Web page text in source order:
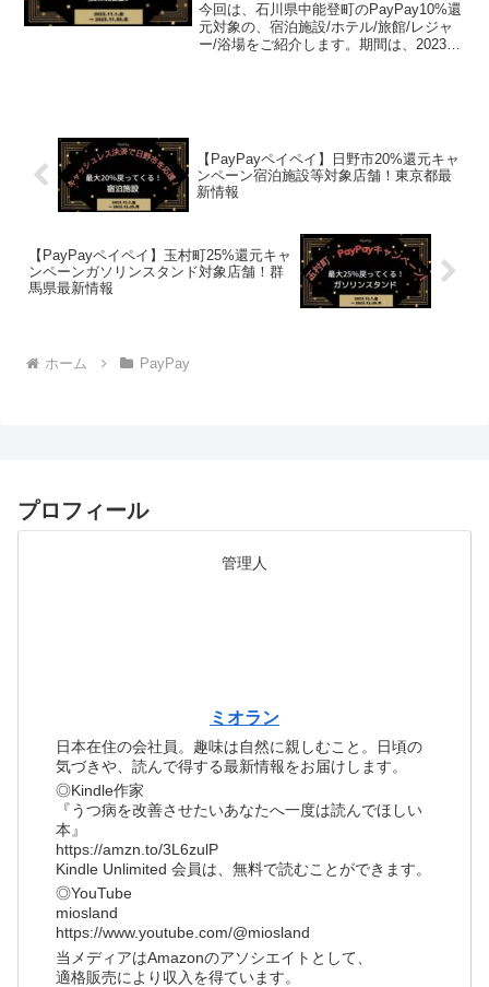
今回は、石川県中能登町のPayPay10%還
元対象の、宿泊施設/ホテル/旅館/レジャ
ー/浴場をご紹介します。期間は、2023年
【PayPayペイペイ】日野市20%還元キャ
ンペーン宿泊施設等対象店舗！東京都最
新情報
【PayPayペイペイ】玉村町25%還元キャ
ンペーンガソリンスタンド対象店舗！群
馬県最新情報
ホーム PayPay
プロフィール
管理人
ミオラン
日本在住の会社員。趣味は自然に親しむこと。日頃の
気づきや、読んで得する最新情報をお届けします。
◎Kindle作家
『うつ病を改善させたいあなたへ一度は読んでほしい
本』
https://amzn.to/3L6zulP
Kindle Unlimited 会員は、無料で読むことができます。
◎YouTube
miosland
https://www.youtube.com/@miosland
当メディアはAmazonのアソシエイトとして、
適格販売により収入を得ています。